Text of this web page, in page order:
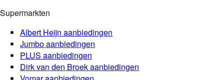
Supermarkten
Albert Heijn aanbiedingen
Jumboaanbiedingen
PLUS aanbiedingen
Dirk van den Broekaanbiedingen